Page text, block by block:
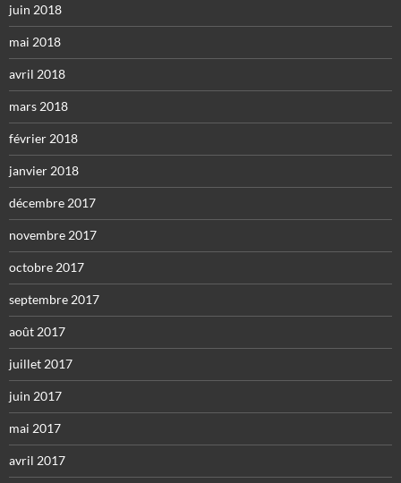
juin 2018
mai 2018
avril 2018
mars 2018
février 2018
janvier 2018
décembre 2017
novembre 2017
octobre 2017
septembre 2017
août 2017
juillet 2017
juin 2017
mai 2017
avril 2017